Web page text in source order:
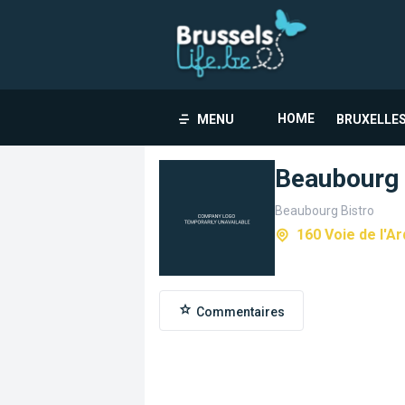
MENU HOME
Beaubourg Bistro
160 Voie de
Commentaires